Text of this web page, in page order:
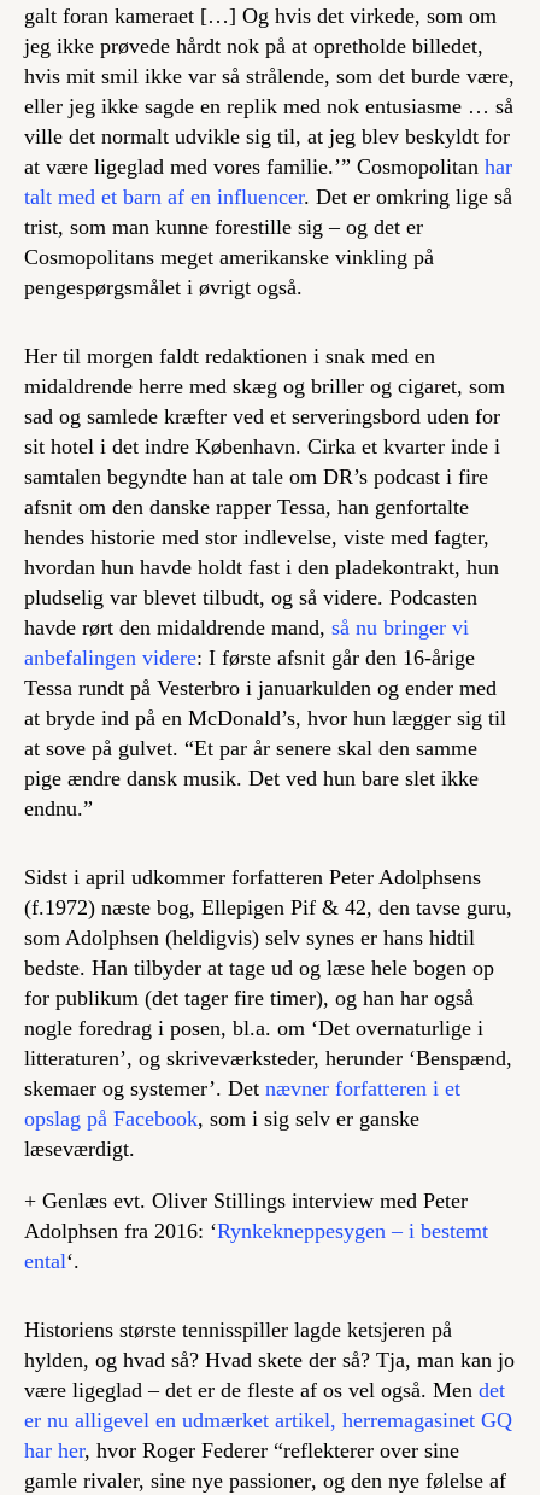
galt foran kameraet […] Og hvis det virkede, som om
jeg ikke prøvede hårdt nok på at opretholde billedet,
hvis mit smil ikke var så strålende, som det burde være,
eller jeg ikke sagde en replik med nok entusiasme … så
ville det normalt udvikle sig til, at jeg blev beskyldt for
at være ligeglad med vores familie.’” Cosmopolitan har
talt med et barn af en influencer. Det er omkring lige så
trist, som man kunne forestille sig – og det er
Cosmopolitans meget amerikanske vinkling på
pengespørgsmålet i øvrigt også.
Her til morgen faldt redaktionen i snak med en
midaldrende herre med skæg og briller og cigaret, som
sad og samlede kræfter ved et serveringsbord uden for
sit hotel i det indre København. Cirka et kvarter inde i
samtalen begyndte han at tale om DR’s podcast i fire
afsnit om den danske rapper Tessa, han genfortalte
hendes historie med stor indlevelse, viste med fagter,
hvordan hun havde holdt fast i den pladekontrakt, hun
pludselig var blevet tilbudt, og så videre. Podcasten
havde rørt den midaldrende mand, så nu bringer vi
anbefalingen videre: I første afsnit går den 16-årige
Tessa rundt på Vesterbro i januarkulden og ender med
at bryde ind på en McDonald’s, hvor hun lægger sig til
at sove på gulvet. “Et par år senere skal den samme
pige ændre dansk musik. Det ved hun bare slet ikke
endnu.”
Sidst i april udkommer forfatteren Peter Adolphsens
(f.1972) næste bog, Ellepigen Pif & 42, den tavse guru,
som Adolphsen (heldigvis) selv synes er hans hidtil
bedste. Han tilbyder at tage ud og læse hele bogen op
for publikum (det tager fire timer), og han har også
nogle foredrag i posen, bl.a. om ‘Det overnaturlige i
litteraturen’, og skriveværksteder, herunder ‘Benspænd,
skemaer og systemer’. Det nævner forfatteren i et
opslag på Facebook, som i sig selv er ganske
læseværdigt.
+ Genlæs evt. Oliver Stillings interview med Peter
Adolphsen fra 2016: ‘Rynkekneppesygen – i bestemt
ental‘.
Historiens største tennisspiller lagde ketsjeren på
hylden, og hvad så? Hvad skete der så? Tja, man kan jo
være ligeglad – det er de fleste af os vel også. Men det
er nu alligevel en udmærket artikel, herremagasinet GQ
har her, hvor Roger Federer “reflekterer over sine
gamle rivaler, sine nye passioner, og den nye følelse af